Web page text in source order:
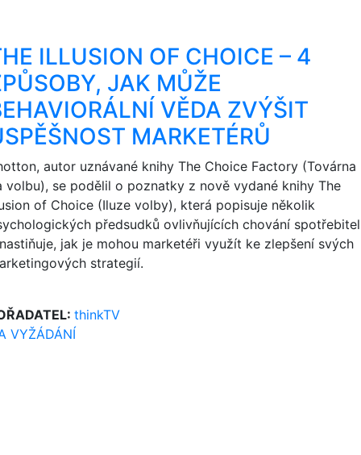
ILLUSION OF CHOICE – 4
JAK MŮŽE
VĚDA ZVÝŠIT
MARKETÉRŮ
autor uznávané knihy The Choice Factory (Továrna
volbu), se podělil o poznatky z nově vydané knihy The
of Choice (Iluze volby), která popisuje několik
předsudků ovlivňujících chování
jak je mohou marketéři využít ke zlepšení svých
strategií.
thinkTV
VYŽÁDÁNÍ